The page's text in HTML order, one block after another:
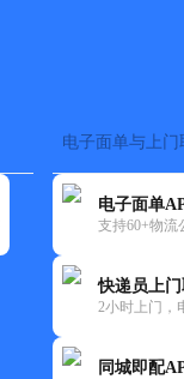
电子面单与上门
电子面单
支持60+物流
快递员上
2小时上门，
同城即配
快递时效